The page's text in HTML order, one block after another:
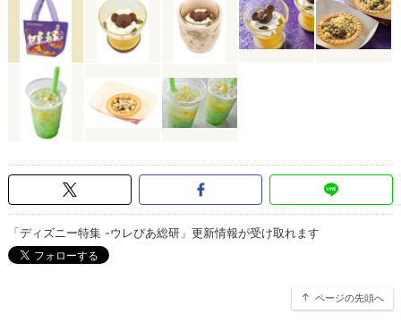
「ディズニー特集 -ウレぴあ総研」更新情報が受け取れます
ページの先頭へ